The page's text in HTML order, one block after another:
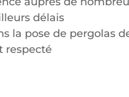
délais
la pose de pergolas
respecté